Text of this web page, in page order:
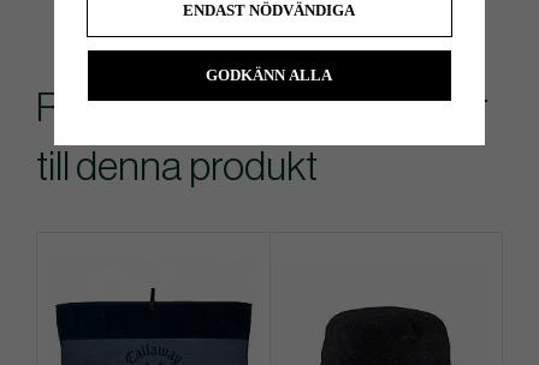
Rekommenderade tillbehör
till denna produkt
ENDAST NÖDVÄNDIGA
GODKÄNN ALLA